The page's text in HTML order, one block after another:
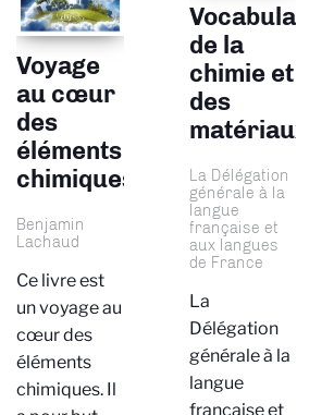
Voyage
au cœur
des
éléments
chimiques
Benjamin
Lachaud
Ce livre est
un voyage au
cœur des
éléments
chimiques. Il
Vocabulaire
de la
chimie et
des
matériaux
La Délégation
générale à la
langue
française et
aux langues
de France
La
Délégation
générale à la
langue
française et